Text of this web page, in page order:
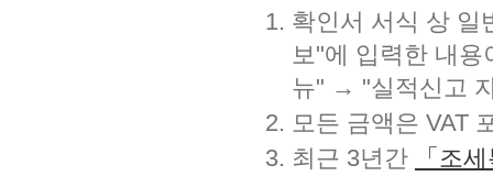
확인서 서식 상 일
보"에 입력한 내용
뉴" → "실적신고
모든 금액은 VAT
최근 3년간
「조